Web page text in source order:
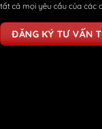
tất cả mọi yêu cầu của các
ĐĂNG KÝ TƯ VẤN